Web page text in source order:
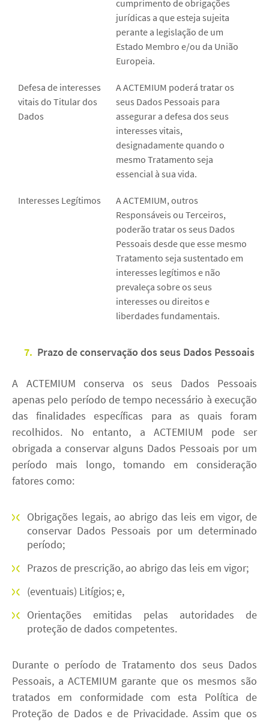
cumprimento de obrigações
jurídicas a que esteja sujeita
perante a legislação de um
Estado Membro e/ou da União
Europeia.
Defesa de interesses
vitais do Titular dos
Dados
A ACTEMIUM poderá tratar os
seus Dados Pessoais para
assegurar a defesa dos seus
interesses vitais,
designadamente quando o
mesmo Tratamento seja
essencial à sua vida.
Interesses Legítimos
A ACTEMIUM, outros
Responsáveis ou Terceiros,
poderão tratar os seus Dados
Pessoais desde que esse mesmo
Tratamento seja sustentado em
interesses legítimos e não
prevaleça sobre os seus
interesses ou direitos e
liberdades fundamentais.
7. Prazo de conservação dos seus Dados Pessoais
A ACTEMIUM conserva os seus Dados Pessoais
apenas pelo período de tempo necessário à execução
das finalidades específicas para as quais foram
recolhidos. No entanto, a ACTEMIUM pode ser
obrigada a conservar alguns Dados Pessoais por um
período mais longo, tomando em consideração
fatores como:
Obrigações legais, ao abrigo das leis em vigor, de
conservar Dados Pessoais por um determinado
período;
Prazos de prescrição, ao abrigo das leis em vigor;
(eventuais) Litígios; e,
Orientações emitidas pelas autoridades de
proteção de dados competentes.
Durante o período de Tratamento dos seus Dados
Pessoais, a ACTEMIUM garante que os mesmos são
tratados em conformidade com esta Política de
Proteção de Dados e de Privacidade. Assim que os